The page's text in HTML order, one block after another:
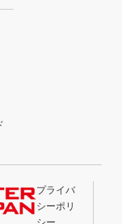
プライバ
シーポリ
シー